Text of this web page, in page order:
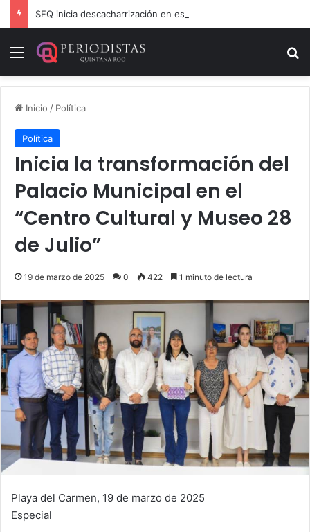
Menú
Inicio / Política
Política
Inicia la transformación del
Palacio Municipal en el
“Centro Cultural y Museo 28
de Julio”
19 de marzo de 2025 0 422 1 minuto de lectura
Playa del Carmen, 19 de marzo de 2025
Especial